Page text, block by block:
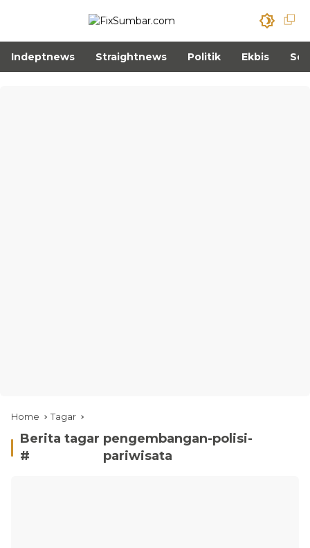
Indeptnews Straightnews Politik Ekbis
Home Tagar
Berita tagar
#
pengembangan-polisi-
pariwisata